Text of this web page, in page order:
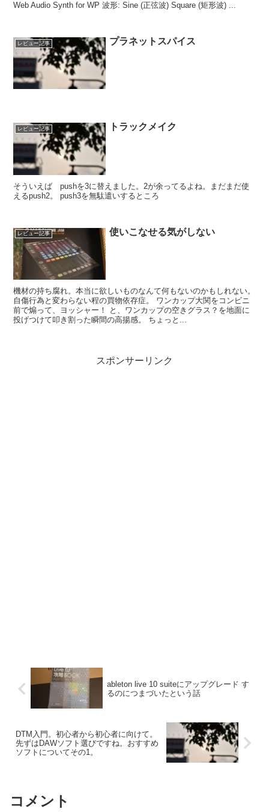
Web Audio Synth for WP 波形: Sine (正弦波) Square (矩形波) ...
レビュー記事 プラネットスパイス
レビュー記事 トラックメイク
そういえば pushを3に替えました。2が余ってるよね。まだまだ使
えるpush2。 push3を無駄遣いするところ
レビュー記事 使いこなせる気がしない
機材の持ち腐れ。本当に欲しいものなんて何もないのかもしれない。
自傷行為と変わらない程の買物依存症。 ワンカップ大関をコンビニ
前で煽って、ヨッシャー！ と、ワンカップの空きグラス？を地面に
投げつけて叩き割った瞬間の高揚感。 ちょっと...
スポンサーリンク
ableton live 10 suiteにアップグレード す
るのにつまづいたという話
DTM入門。初心者から初心者に向けて。
先ずはDAWソフト選びですね。おすすめ
ソフトについてその1。
コメント